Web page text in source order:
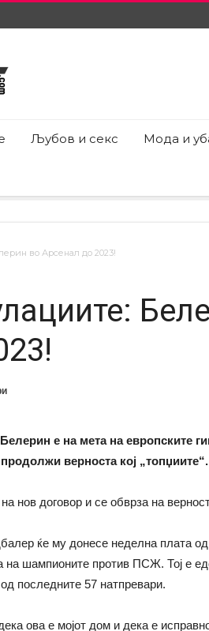
Љубов и секс Мода и
во Арсенал до 2023!
е на мета на европските
верноста кој „топџиите“.
нов договор и се обврза на
ќе му донесе неделна плата
на шампионите против ПСЖ. Тој е
од последните 57 натпревари.
ова е мојот дом и дека е